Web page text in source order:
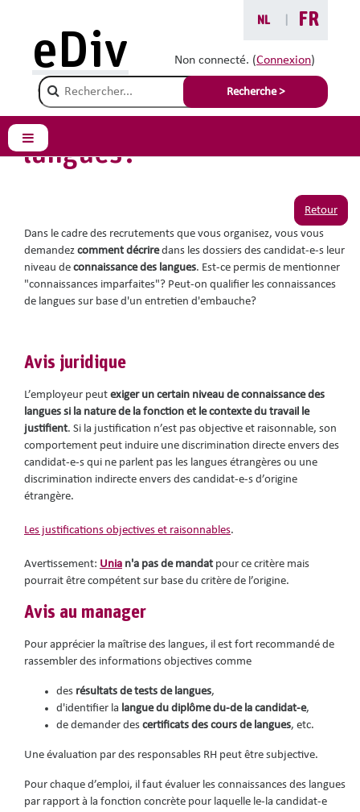
NL
FR
Non connecté. (Connexion)
Champ de recherche
Recherche >
eDiv
Panneau latéral
Vous êtes ici :
Comment apprécier les
connaissances de
langues?
Retour
Dans le cadre des recrutements que vous organisez, vous vous
demandez comment décriredans les dossiers des candidat-e-s leur
niveau de connaissance des langues. Est-ce permis de mentionner
"connaissances imparfaites"? Peut-on qualifier les connaissances
de langues sur base d'un entretien d'embauche?
Avis juridique
L’employeur peut exiger un certain niveau de connaissance des
langues si la nature de la fonction et le contexte du travail le
justifient. Si la justification n’est pas objective et raisonnable, son
comportement peut induire une discrimination directe envers des
candidat-e-s qui ne parlent pas les langues étrangères ou une
discrimination indirecte envers des candidat-e-s d’origine
étrangère.
Les justifications objectives et raisonnables.
Avertissement: Unia n'a pas de mandat pour ce critère mais
pourrait être compétent sur base du critère de l’origine.
Avis au manager
Pour apprécier la maîtrise des langues, il est fort recommandé de
rassembler des informations objectives comme
des résultats de tests de langues,
d'identifier la langue du diplôme du-de la candidat-e,
de demander des certificats des cours de langues, etc.
Une évaluation par des responsables RH peut être subjective.
Pour chaque d’emploi, il faut évaluer les connaissances des langues
par rapport à la fonction concrète pour laquelle le-la candidat-e